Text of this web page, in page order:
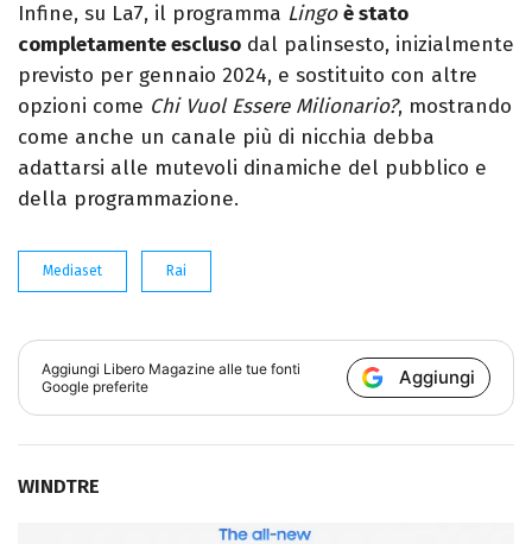
Infine, su La7, il programma Lingo è stato
completamente escluso dal palinsesto, inizialmente
previsto per gennaio 2024, e sostituito con altre
opzioni come Chi Vuol Essere Milionario?, mostrando
come anche un canale più di nicchia debba
adattarsi alle mutevoli dinamiche del pubblico e
della programmazione.
Mediaset Rai
Aggiungi Libero Magazine alle tue fonti
Google preferite
Aggiungi
WINDTRE